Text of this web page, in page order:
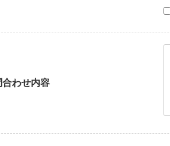
合わせ内容